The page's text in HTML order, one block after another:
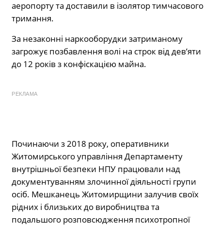
аеропорту та доставили в ізолятор тимчасового
тримання.
За незаконні наркооборудки затриманому
загрожує позбавлення волі на строк від дев’яти
до 12 років з конфіскацією майна.
РЕКЛАМА
Починаючи з 2018 року, оперативники
Житомирського управління Департаменту
внутрішньої безпеки НПУ працювали над
документуванням злочинної діяльності групи
осіб. Мешканець Житомирщини залучив своїх
рідних і близьких до виробництва та
подальшого розповсюдження психотропної